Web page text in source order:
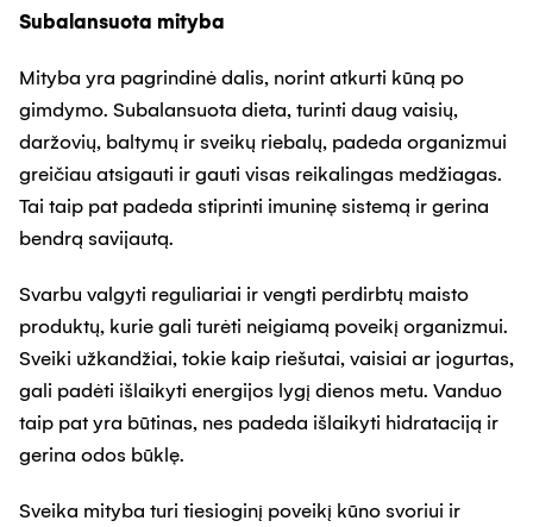
Subalansuota mityba
Mityba yra pagrindinė dalis, norint atkurti kūną po
gimdymo. Subalansuota dieta, turinti daug vaisių,
daržovių, baltymų ir sveikų riebalų, padeda organizmui
greičiau atsigauti ir gauti visas reikalingas medžiagas.
Tai taip pat padeda stiprinti imuninę sistemą ir gerina
bendrą savijautą.
Svarbu valgyti reguliariai ir vengti perdirbtų maisto
produktų, kurie gali turėti neigiamą poveikį organizmui.
Sveiki užkandžiai, tokie kaip riešutai, vaisiai ar jogurtas,
gali padėti išlaikyti energijos lygį dienos metu. Vanduo
taip pat yra būtinas, nes padeda išlaikyti hidrataciją ir
gerina odos būklę.
Sveika mityba turi tiesioginį poveikį kūno svoriui ir